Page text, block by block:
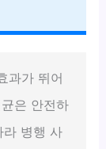
과가 뛰어
은 안전하
라 병행 사